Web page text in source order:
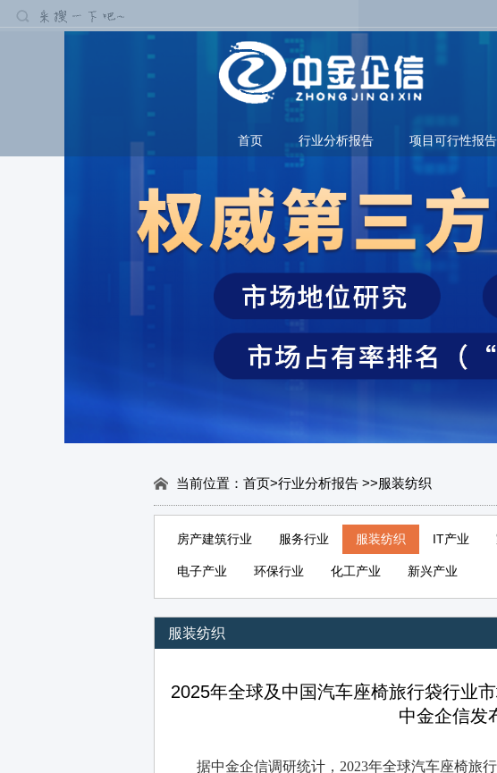
首页 行业分析报告 项目可行性报告
当前位置： 首页>行业分析报告 >>服装纺织
房产建筑行业 服务行业 服装纺织 IT产业
电子产业 环保行业 化工产业 新兴产业
服装纺织
2025年全球及中国汽车座椅旅行袋行业
中金企信发
据中金企信调研统计， 2023年全球汽车座椅旅